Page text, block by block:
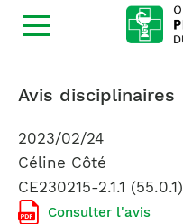
Ouvrir
la
Avis disciplinaires
2023/02/24
Céline Côté
CE230215-2.1.1 (55.0.1)
Consulter l'avis